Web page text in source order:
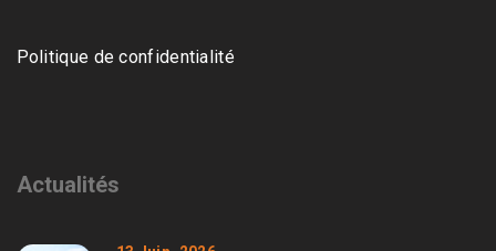
Politique de confidentialité
Actualités